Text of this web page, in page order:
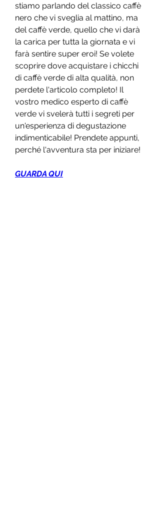
stiamo parlando del classico caffè
nero che vi sveglia al mattino, ma
del caffè verde, quello che vi darà
la carica per tutta la giornata e vi
farà sentire super eroi! Se volete
scoprire dove acquistare i chicchi
di caffè verde di alta qualità, non
perdete l'articolo completo! Il
vostro medico esperto di caffè
verde vi svelerà tutti i segreti per
un'esperienza di degustazione
indimenticabile! Prendete appunti,
perché l'avventura sta per iniziare!
GUARDA QUI